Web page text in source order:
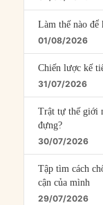
Làm thế nào để
01/08/2026
Chiến lược kế
31/07/2026
Trật tự thế giới
đựng?
30/07/2026
Tập tìm cách
cận của mình
29/07/2026